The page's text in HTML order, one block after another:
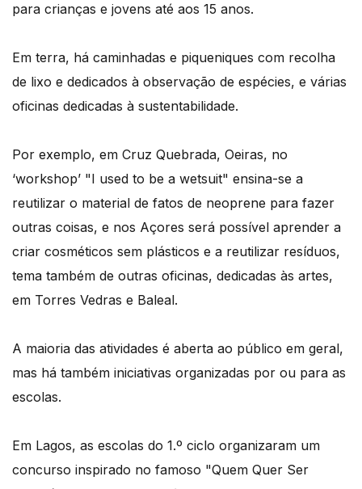
para crianças e jovens até aos 15 anos.
Em terra, há caminhadas e piqueniques com recolha
de lixo e dedicados à observação de espécies, e várias
oficinas dedicadas à sustentabilidade.
Por exemplo, em Cruz Quebrada, Oeiras, no
‘workshop’ "I used to be a wetsuit" ensina-se a
reutilizar o material de fatos de neoprene para fazer
outras coisas, e nos Açores será possível aprender a
criar cosméticos sem plásticos e a reutilizar resíduos,
tema também de outras oficinas, dedicadas às artes,
em Torres Vedras e Baleal.
A maioria das atividades é aberta ao público em geral,
mas há também iniciativas organizadas por ou para as
escolas.
Em Lagos, as escolas do 1.º ciclo organizaram um
concurso inspirado no famoso "Quem Quer Ser